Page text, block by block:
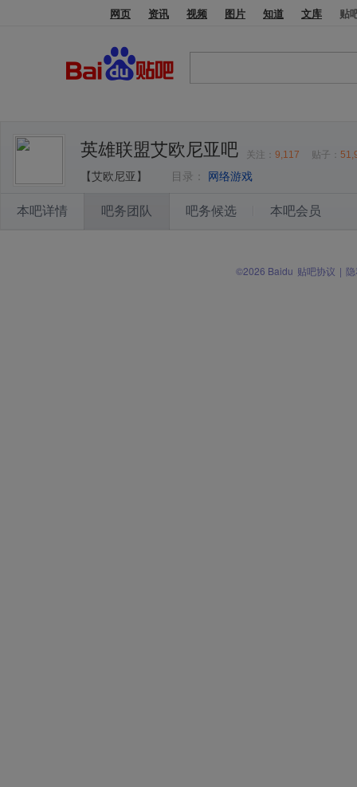
网页 资讯 视频 图片 知道 文库 贴
英雄联盟艾欧尼亚吧 关注： 9,117 贴子：
【艾欧尼亚】 目录： 网络游戏
本吧详情 吧务团队 吧务候选 本吧会员
©2026 Baidu 贴吧协议 |